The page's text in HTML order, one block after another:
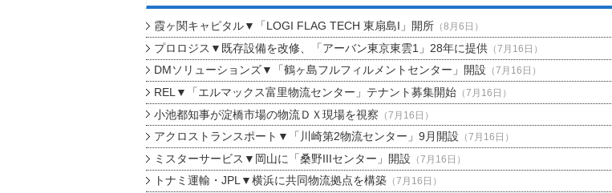
霞ヶ関キャピタル▼「LOGI FLAG TECH 東扇島I」開所（8月6日）
プロロジス▼既存設備を改修、「アーバン東京東雲1」28年に提供（7月16日）
DMソリューションズ▼「鶴ヶ島フルフィルメントセンター」開設 （7月16日）
REL▼「エルマックス富里物流センター」テナント募集開始（7月16日）
小池都知事が淀橋市場の物流ＤＸ現場を視察 （7月16日）
アクロストランスポート▼「川崎第2物流センター」9月開設 （7月16日）
ミスターサービス▼岡山に「桑野IIIセンター」開設 （7月16日）
トナミ運輸・JPL▼横浜に共同物流拠点を構築（7月16日）